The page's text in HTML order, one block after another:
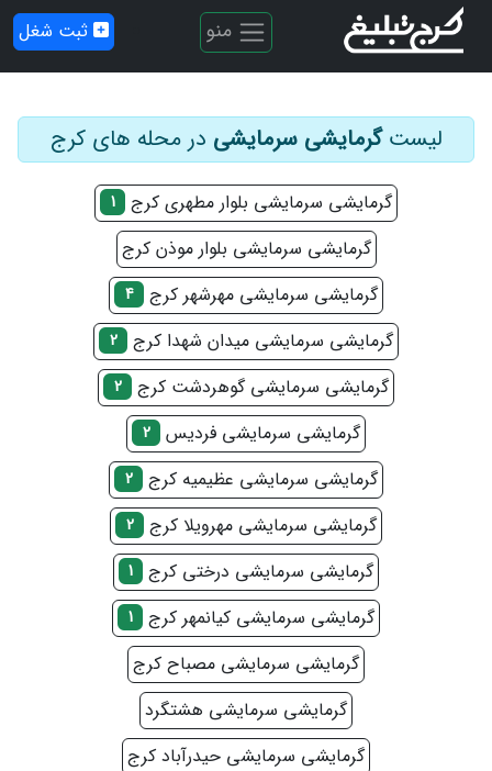
منو ثبت شغل
لیستگرمایشی سرمایشی در محله های کرج
گرمایشی سرمایشی بلوار مطهری کرج 1
گرمایشی سرمایشی بلوار موذن کرج
گرمایشی سرمایشی مهرشهر کرج 4
گرمایشی سرمایشی میدان شهدا کرج 2
گرمایشی سرمایشی گوهردشت کرج 2
گرمایشی سرمایشی فردیس 2
گرمایشی سرمایشی عظیمیه کرج 2
گرمایشی سرمایشی مهرویلا کرج 2
گرمایشی سرمایشی درختی کرج 1
گرمایشی سرمایشی کیانمهر کرج 1
گرمایشی سرمایشی مصباح کرج
گرمایشی سرمایشی هشتگرد
گرمایشی سرمایشی حیدرآباد کرج